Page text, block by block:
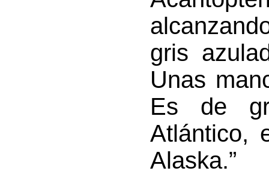
gris
Unas
Es de
Atlántico,
Alaska.”